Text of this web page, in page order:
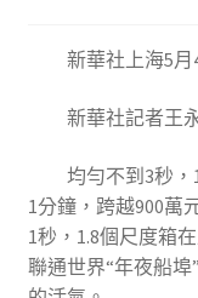
新華社上海5月
新華社記者王
均勻不到3秒
1分鐘，跨越900萬
1秒，1.8個尺度箱
聯通世界“年夜船